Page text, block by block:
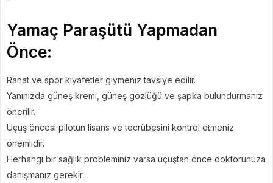
Yamaç Paraşütü Yapmadan
Önce:
Rahat ve spor kıyafetler giymeniz tavsiye edilir.
Yanınızda güneş kremi, güneş gözlüğü ve şapka bulundurmanız
önerilir.
Uçuş öncesi pilotun lisans ve tecrübesini kontrol etmeniz
önemlidir.
Herhangi bir sağlık probleminiz varsa uçuştan önce doktorunuza
danışmanız gerekir.